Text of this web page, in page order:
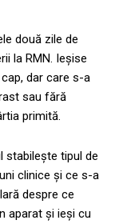
două zile de
la RMN. Ieșise
dar care s-a
sau fără
primită.
stabilește tipul de
clinice și ce s-a
despre ce
aparat și ieși cu